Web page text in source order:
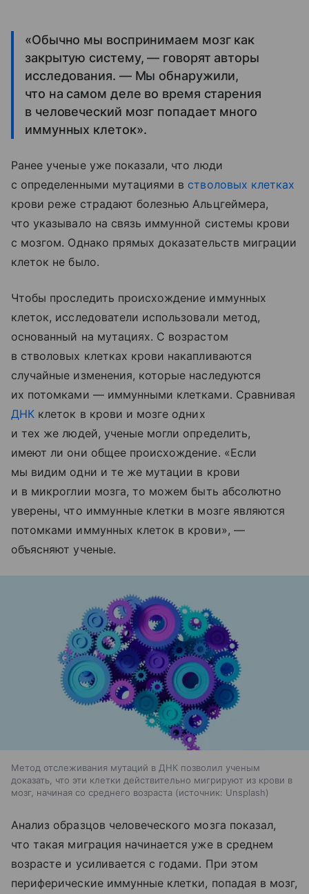
«Обычно мы воспринимаем мозг как
закрытую систему, — говорят авторы
исследования. — Мы обнаружили,
что на самом деле во время старения
в человеческий мозг попадает много
иммунных клеток».
Ранее ученые уже показали, что люди
с определенными мутациями в стволовых клетках
крови реже страдают болезнью Альцгеймера,
что указывало на связь иммунной системы крови
с мозгом. Однако прямых доказательств миграции
клеток не было.
Чтобы проследить происхождение иммунных
клеток, исследователи использовали метод,
основанный на мутациях. С возрастом
в стволовых клетках крови накапливаются
случайные изменения, которые наследуются
их потомками — иммунными клетками. Сравнивая
ДНК клеток в крови и мозге одних
и тех же людей, ученые могли определить,
имеют ли они общее происхождение. «Если
мы видим одни и те же мутации в крови
и в микроглии мозга, то можем быть абсолютно
уверены, что иммунные клетки в мозге являются
потомками иммунных клеток в крови», —
объясняют ученые.
Метод отслеживания мутаций в ДНК позволил ученым
доказать, что эти клетки действительно мигрируют из крови в
мозг, начиная со среднего возраста
источник: Unsplash
Анализ образцов человеческого мозга показал,
что такая миграция начинается уже в среднем
возрасте и усиливается с годами. При этом
периферические иммунные клетки, попадая в мозг,